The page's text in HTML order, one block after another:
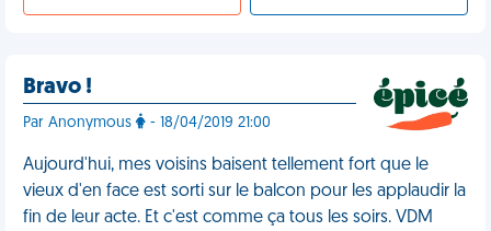
Bravo !
Par Anonymous - 18/04/2019 21:00
Aujourd'hui, mes voisins baisent tellement fort que le
vieux d'en face est sorti sur le balcon pour les applaudir la
fin de leur acte. Et c'est comme ça tous les soirs. VDM